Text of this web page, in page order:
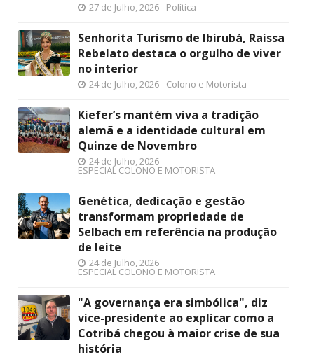
27 de Julho, 2026 Política
Senhorita Turismo de Ibirubá, Raissa
Rebelato destaca o orgulho de viver
no interior
24 de Julho, 2026 Colono e Motorista
Kiefer’s mantém viva a tradição
alemã e a identidade cultural em
Quinze de Novembro
24 de Julho, 2026
ESPECIAL COLONO E MOTORISTA
Genética, dedicação e gestão
transformam propriedade de
Selbach em referência na produção
de leite
24 de Julho, 2026
ESPECIAL COLONO E MOTORISTA
"A governança era simbólica", diz
vice-presidente ao explicar como a
Cotribá chegou à maior crise de sua
história